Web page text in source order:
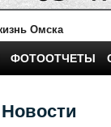
Омска
ФОТООТЧЕТЫ
Новости